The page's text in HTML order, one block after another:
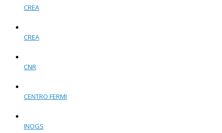
CREA
CREA
CNR
CENTRO FERMI
INOGS